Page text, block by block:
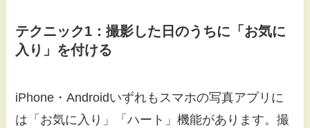
テクニック1：撮影した日のうちに「お気に
入り」を付ける
iPhone・Androidいずれもスマホの写真アプリに
は「お気に入り」「ハート」機能があります。撮